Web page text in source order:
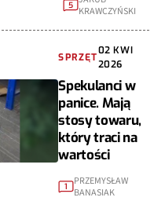
5
KRAWCZYŃSKI
SPRZĘT
02 KWI
2026
Spekulanci w
panice. Mają
stosy towaru,
który traci na
wartości
1
PRZEMYSŁAW
BANASIAK